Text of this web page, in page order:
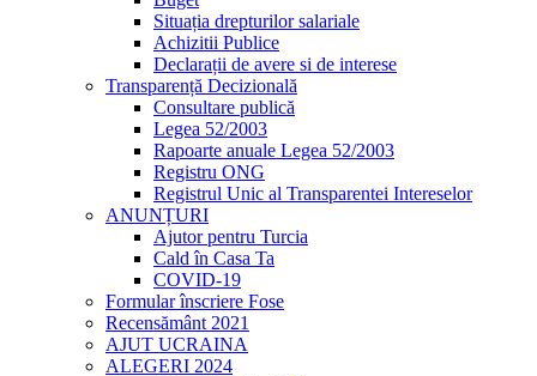
Situația drepturilor salariale
Achizitii Publice
Declarații de avere si de interese
Transparență Decizională
Consultare publică
Legea 52/2003
Rapoarte anuale Legea 52/2003
Registru ONG
Registrul Unic al Transparentei Intereselor
ANUNȚURI
Ajutor pentru Turcia
Cald în Casa Ta
COVID-19
Formular înscriere Fose
Recensământ 2021
AJUT UCRAINA
ALEGERI 2024